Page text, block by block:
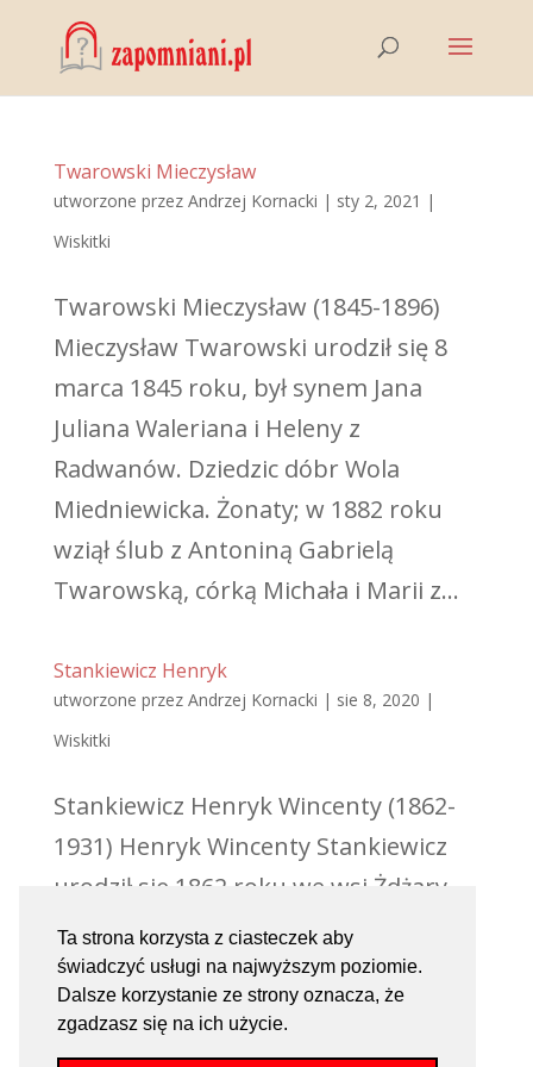
Ta strona korzysta z ciasteczek aby
świadczyć usługi na najwyższym poziomie.
Dalsze korzystanie ze strony oznacza, że
zgadzasz się na ich użycie.
Twarowski Mieczysław
utworzone przez Andrzej Kornacki | sty 2, 2021 |
Wiskitki
Twarowski Mieczysław (1845-1896)
Mieczysław Twarowski urodził się 8
marca 1845 roku, był synem Jana
Juliana Waleriana i Heleny z
Radwanów. Dziedzic dóbr Wola
Miedniewicka. Żonaty; w 1882 roku
wziął ślub z Antoniną Gabrielą
Twarowską, córką Michała i Marii z...
Stankiewicz Henryk
utworzone przez Andrzej Kornacki | sie 8, 2020 |
Wiskitki
Stankiewicz Henryk Wincenty (1862-
1931) Henryk Wincenty Stankiewicz
urodził się 1862 roku we wsi Żdżary
pow. rawski w gub. piotrkowskiej,
zmarł 26.09.1931 roku w Wiskitkach.
Ksiądz, proboszcz par. Wiskitki. Był